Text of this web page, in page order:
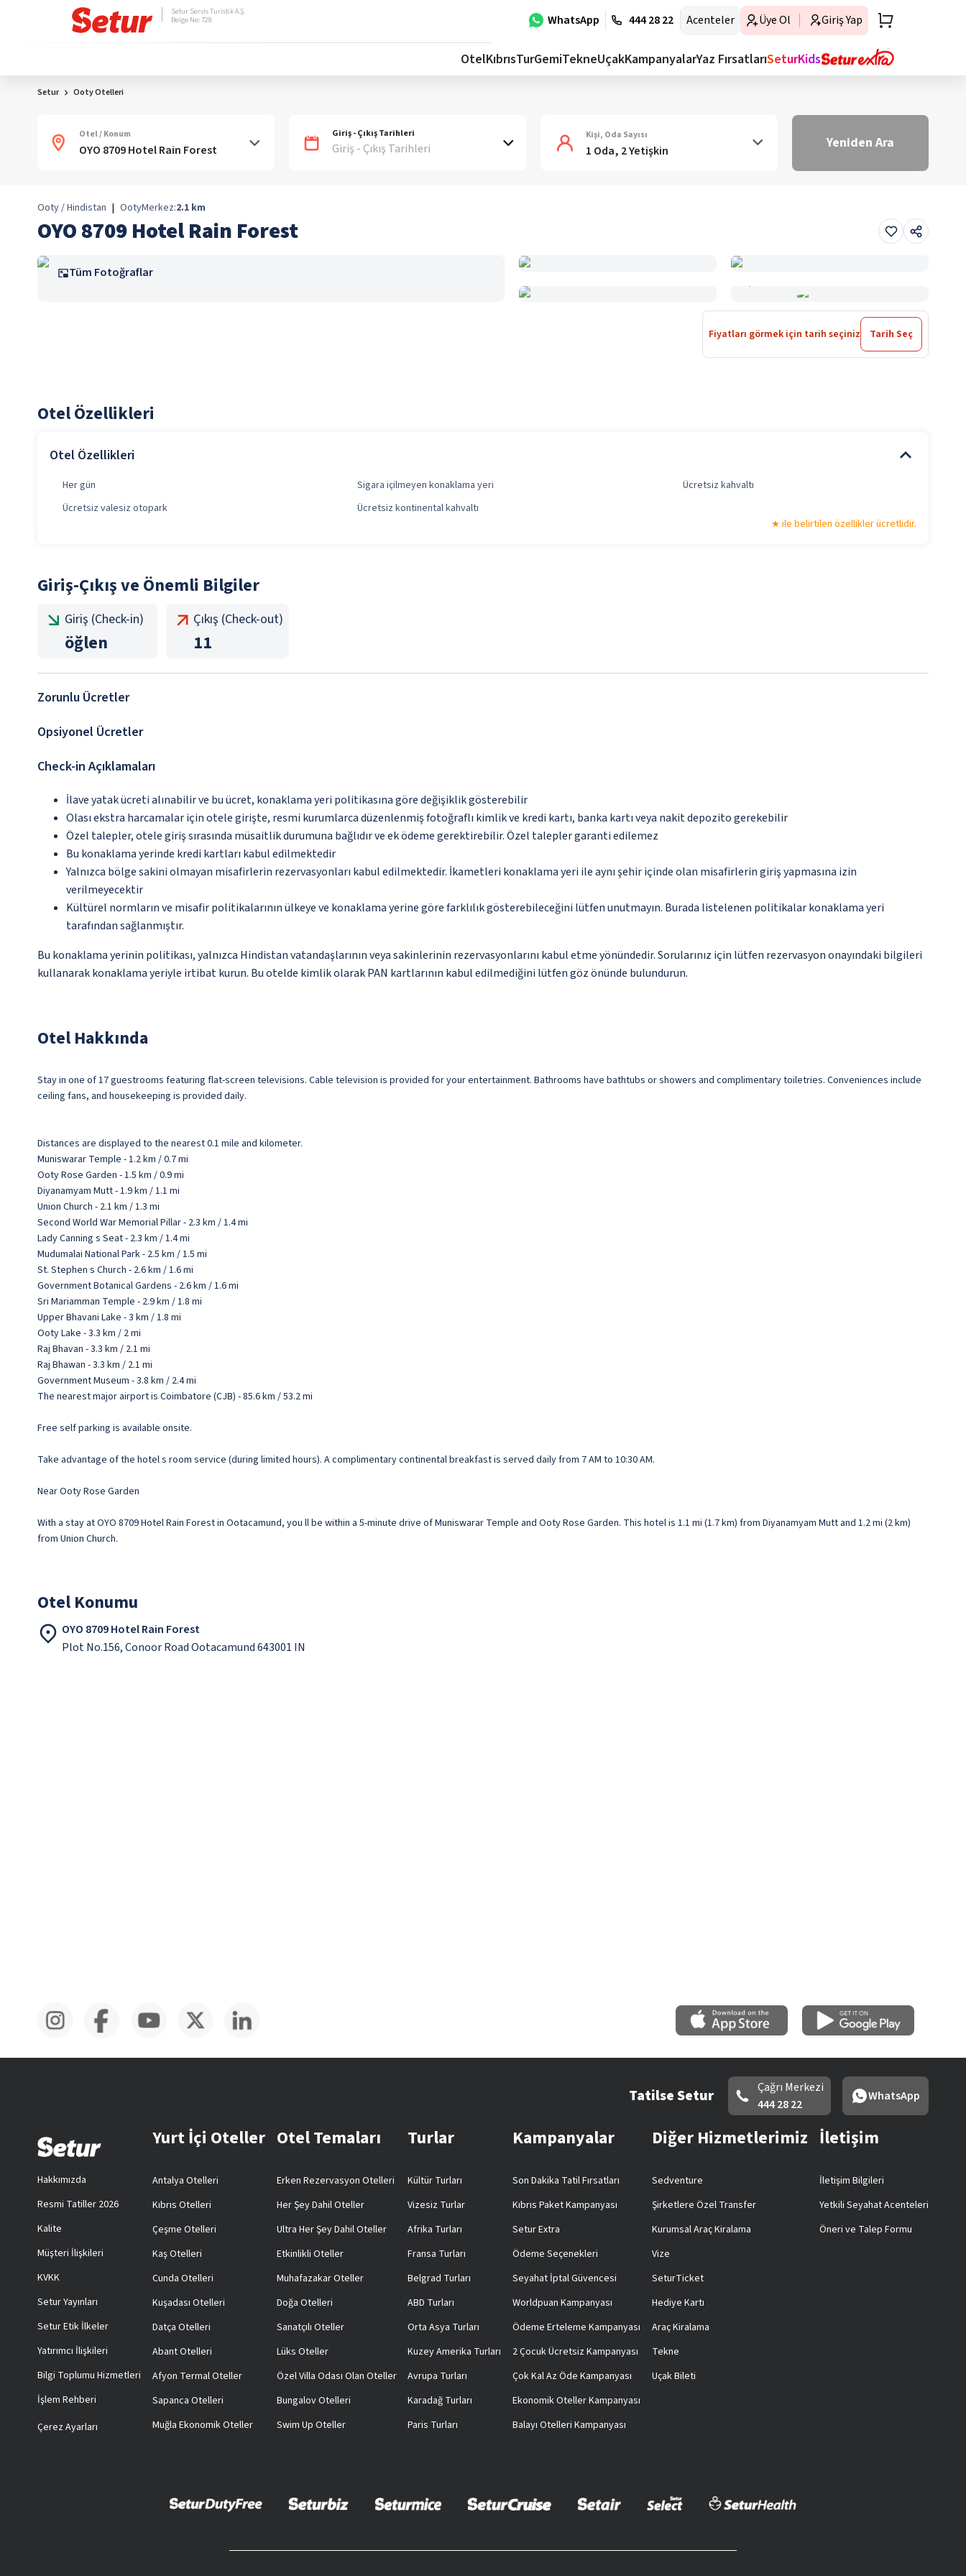
WhatsApp 444 28 22 Acenteler Üye Ol Giriş Yap
Setur Servis Turistik A.Ş.
Belge No: 728
OtelKıbrısTurGemiTekneUçakKampanyalarYaz FırsatlarıSeturKids
Setur Ooty Otelleri
Otel / Konum Giriş - Çıkış Tarihleri
Giriş - Çıkış Tarihleri
Kişi, Oda Sayısı
1 Oda, 2 Yetişkin Yeniden Ara
Ooty / Hindistan | OotyMerkez:2.1 km
OYO 8709 Hotel Rain Forest
Tüm Fotoğraflar
Fiyatları görmek için tarih seçiniz Tarih Seç
Otel Özellikleri
Otel Özellikleri
Her gün Sigara içilmeyen konaklama yeri
Ücretsiz kahvaltı
Ücretsiz valesiz otopark
Ücretsiz kontinental kahvaltı
ile belirtilen özellikler ücretlidir.
Giriş-Çıkış ve Önemli Bilgiler
Giriş (Check-in)
öğlen
Çıkış (Check-out)
11
Zorunlu Ücretler
Opsiyonel Ücretler
Check-in Açıklamaları
İlave yatak ücreti alınabilir ve bu ücret, konaklama yeri politikasına göre değişiklik gösterebilir
Olası ekstra harcamalar için otele girişte, resmi kurumlarca düzenlenmiş fotoğraflı kimlik ve kredi kartı, banka kartı veya nakit depozito gerekebilir
Özel talepler, otele giriş sırasında müsaitlik durumuna bağlıdır ve ek ödeme gerektirebilir. Özel talepler garanti edilemez
Bu konaklama yerinde kredi kartları kabul edilmektedir
Yalnızca bölge sakini olmayan misafirlerin rezervasyonları kabul edilmektedir. İkametleri konaklama yeri ile aynı şehir içinde olan misafirlerin giriş yapmasına izin
verilmeyecektir
Kültürel normların ve misafir politikalarının ülkeye ve konaklama yerine göre farklılık gösterebileceğini lütfen unutmayın. Burada listelenen politikalar konaklama yeri
tarafından sağlanmıştır.
Bu konaklama yerinin politikası, yalnızca Hindistan vatandaşlarının veya sakinlerinin rezervasyonlarını kabul etme yönündedir. Sorularınız için lütfen rezervasyon onayındaki bilgileri
kullanarak konaklama yeriyle irtibat kurun. Bu otelde kimlik olarak PAN kartlarının kabul edilmediğini lütfen göz önünde bulundurun.
Otel Hakkında
Stay in one of 17 guestrooms featuring flat-screen televisions. Cable television is provided for your entertainment. Bathrooms have bathtubs or showers and complimentary toiletries. Conveniences include
ceiling fans, and housekeeping is provided daily.
Distances are displayed to the nearest 0.1 mile and kilometer.
Muniswarar Temple - 1.2 km / 0.7 mi
Ooty Rose Garden - 1.5 km / 0.9 mi
Diyanamyam Mutt - 1.9 km / 1.1 mi
Union Church - 2.1 km / 1.3 mi
Second World War Memorial Pillar - 2.3 km / 1.4 mi
Lady Canning s Seat - 2.3 km / 1.4 mi
Mudumalai National Park - 2.5 km / 1.5 mi
St. Stephen s Church - 2.6 km / 1.6 mi
Government Botanical Gardens - 2.6 km / 1.6 mi
Sri Mariamman Temple - 2.9 km / 1.8 mi
Upper Bhavani Lake - 3 km / 1.8 mi
Ooty Lake - 3.3 km / 2 mi
Raj Bhavan - 3.3 km / 2.1 mi
Raj Bhawan - 3.3 km / 2.1 mi
Government Museum - 3.8 km / 2.4 mi
The nearest major airport is Coimbatore (CJB) - 85.6 km / 53.2 mi
Free self parking is available onsite.
Take advantage of the hotel s room service (during limited hours). A complimentary continental breakfast is served daily from 7 AM to 10:30 AM.
Near Ooty Rose Garden
With a stay at OYO 8709 Hotel Rain Forest in Ootacamund, you ll be within a 5-minute drive of Muniswarar Temple and Ooty Rose Garden. This hotel is 1.1 mi (1.7 km) from Diyanamyam Mutt and 1.2 mi (2 km)
from Union Church.
Otel Konumu
OYO 8709 Hotel Rain Forest
Plot No.156, Conoor Road Ootacamund 643001 IN
Tatilse Setur
Çağrı Merkezi
444 28 22
WhatsApp
Hakkımızda
Resmi Tatiller 2026
Kalite
Müşteri İlişkileri
KVKK
Setur Yayınları
Setur Etik İlkeler
Yatırımcı İlişkileri
Bilgi Toplumu Hizmetleri
İşlem Rehberi
Çerez Ayarları
Yurt İçi Oteller
Antalya Otelleri
Kıbrıs Otelleri
Çeşme Otelleri
Kaş Otelleri
Cunda Otelleri
Kuşadası Otelleri
Datça Otelleri
Abant Otelleri
Afyon Termal Oteller
Sapanca Otelleri
Muğla Ekonomik Oteller
Otel Temaları
Erken Rezervasyon Otelleri
Her Şey Dahil Oteller
Ultra Her Şey Dahil Oteller
Etkinlikli Oteller
Muhafazakar Oteller
Doğa Otelleri
Sanatçılı Oteller
Lüks Oteller
Özel Villa Odası Olan Oteller
Bungalov Otelleri
Swim Up Oteller
Turlar
Kültür Turları
Vizesiz Turlar
Afrika Turları
Fransa Turları
Belgrad Turları
ABD Turları
Orta Asya Turları
Kuzey Amerika Turları
Avrupa Turları
Karadağ Turları
Paris Turları
Kampanyalar
Son Dakika Tatil Fırsatları
Kıbrıs Paket Kampanyası
Setur Extra
Ödeme Seçenekleri
Seyahat İptal Güvencesi
Worldpuan Kampanyası
Ödeme Erteleme Kampanyası
2 Çocuk Ücretsiz Kampanyası
Çok Kal Az Öde Kampanyası
Ekonomik Oteller Kampanyası
Balayı Otelleri Kampanyası
Diğer Hizmetlerimiz
Sedventure
Şirketlere Özel Transfer
Kurumsal Araç Kiralama
Vize
SeturTicket
Hediye Kartı
Araç Kiralama
Tekne
Uçak Bileti
İletişim
İletişim Bilgileri
Yetkili Seyahat Acenteleri
Öneri ve Talep Formu